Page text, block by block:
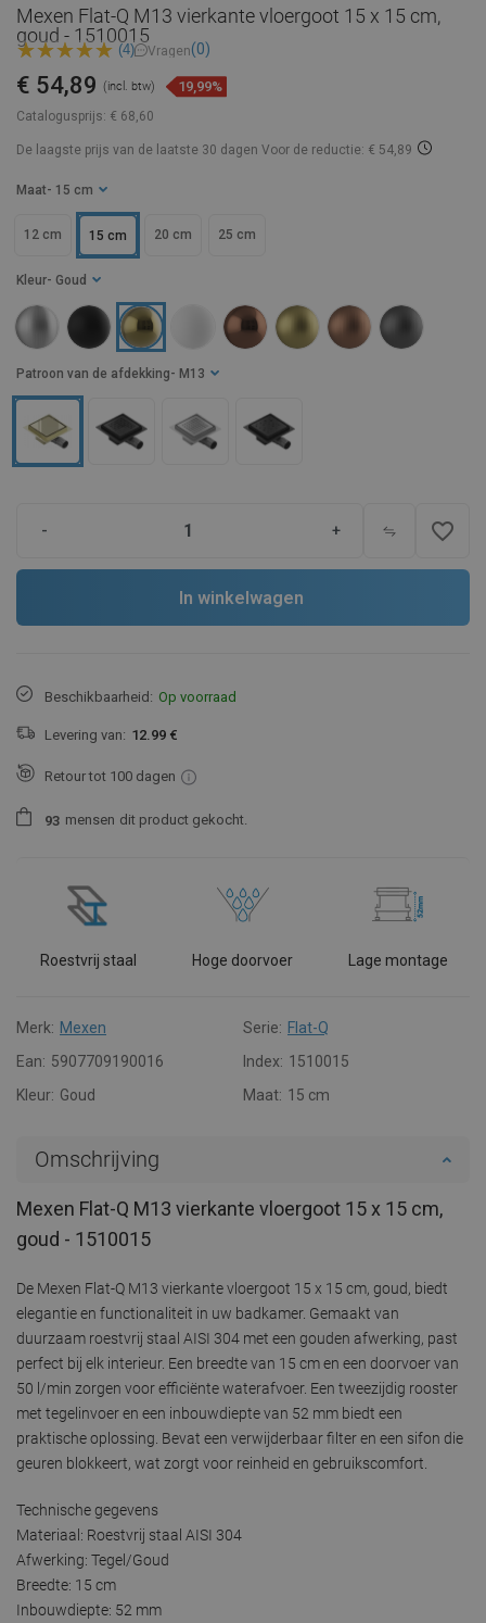
Mexen Flat-Q M13 vierkante vloergoot 15 x 15 cm,
goud - 1510015
(4) Vragen(0)
Catalogusprijs: € 68,60
€ 54,89 (incl. btw) 19,99%
De laagste prijs van de laatste 30 dagen Voor de reductie: € 54,89
Maat - 15 cm
12 cm 15 cm 20 cm 25 cm
Kleur - Goud
Patroon van de afdekking - M13
- + favorite_border
In winkelwagen
Beschikbaarheid: Op voorraad
Levering van: 12.99 €
Retour tot 100 dagen
93 mensen dit product gekocht.
Roestvrij staal Hoge doorvoer Lage montage
Merk: Mexen Serie: Flat-Q
Ean: 5907709190016 Index: 1510015
Kleur: Goud Maat: 15 cm
Omschrijving
Mexen Flat-Q M13 vierkante vloergoot 15 x 15 cm,
goud - 1510015
De Mexen Flat-Q M13 vierkante vloergoot 15 x 15 cm, goud, biedt
elegantie en functionaliteit in uw badkamer. Gemaakt van
duurzaam roestvrij staal AISI 304 met een gouden afwerking, past
perfect bij elk interieur. Een breedte van 15 cm en een doorvoer van
50 l/min zorgen voor efficiënte waterafvoer. Een tweezijdig rooster
met tegelinvoer en een inbouwdiepte van 52 mm biedt een
praktische oplossing. Bevat een verwijderbaar filter en een sifon die
geuren blokkeert, wat zorgt voor reinheid en gebruikscomfort.
Technische gegevens
Materiaal: Roestvrij staal AISI 304
Afwerking: Tegel/Goud
Breedte: 15 cm
Inbouwdiepte: 52 mm